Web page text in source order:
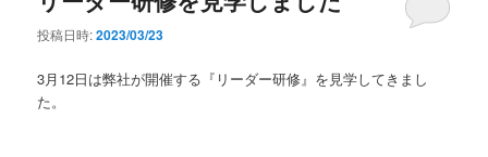
投稿日時:2023/03/23
3月12日は弊社が開催する『リーダー研修』を見学してきまし
た。